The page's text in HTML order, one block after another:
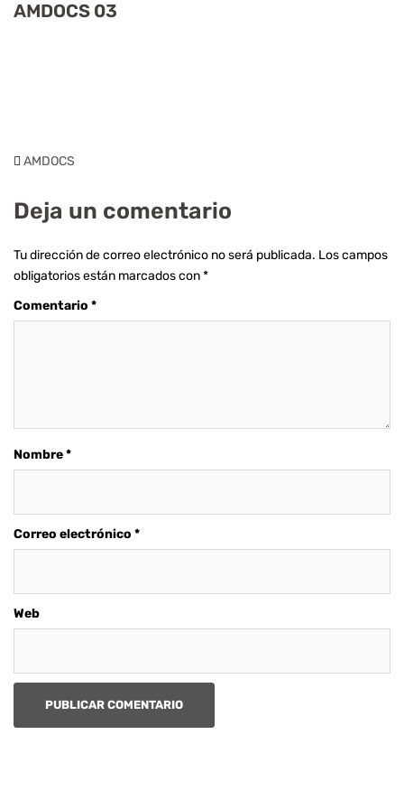
AMDOCS 03
AMDOCS
Deja un comentario
Tu dirección de correo electrónico no será publicada. Los campos
obligatorios están marcados con*
Comentario *
Nombre*
Correo electrónico *
Web